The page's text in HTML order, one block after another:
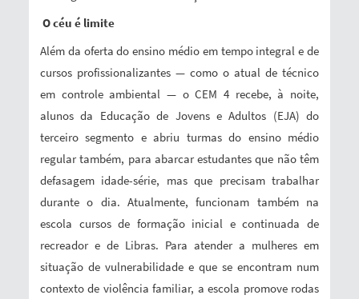
O céu é limite
Além da oferta do ensino médio em tempo integral e de
cursos profissionalizantes — como o atual de técnico
em controle ambiental — o CEM 4 recebe, à noite,
alunos da Educação de Jovens e Adultos (EJA) do
terceiro segmento e abriu turmas do ensino médio
regular também, para abarcar estudantes que não têm
defasagem idade-série, mas que precisam trabalhar
durante o dia. Atualmente, funcionam também na
escola cursos de formação inicial e continuada de
recreador e de Libras. Para atender a mulheres em
situação de vulnerabilidade e que se encontram num
contexto de violência familiar, a escola promove rodas